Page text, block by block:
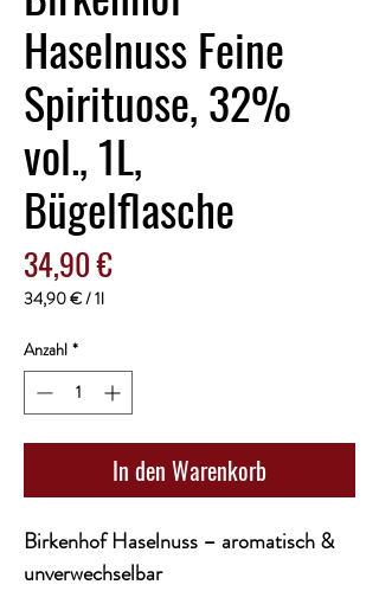
Haselnuss Feine
Spirituose, 32%
vol., 1L,
Bügelflasche
34,90 €Preis
34,90 €/1l
pro
1
Liter
Anzahl *
In den Warenkorb
Birkenhof Haselnuss – aromatisch &
unverwechselbar